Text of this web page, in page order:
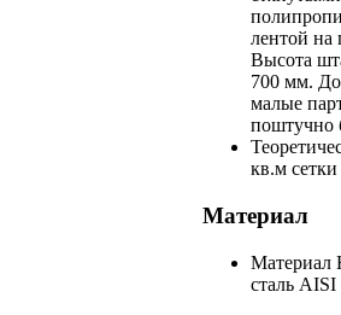
лентой на
Высота
700 мм.
малые
поштучно
кв.м сетки
Материал
Материал
сталь AISI